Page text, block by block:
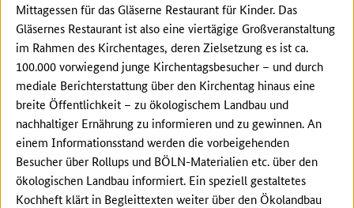
Mittagessen für das Gläserne Restaurant für Kinder. Das
Gläsernes Restaurant ist also eine viertägige Großveranstaltung
im Rahmen des Kirchentages, deren Zielsetzung es ist ca.
100.000 vorwiegend junge Kirchentagsbesucher – und durch
mediale Berichterstattung über den Kirchentag hinaus eine
breite Öffentlichkeit – zu ökologischem Landbau und
nachhaltiger Ernährung zu informieren und zu gewinnen. An
einem Informationsstand werden die vorbeigehenden
Besucher über Rollups und BÖLN-Materialien etc. über den
ökologischen Landbau informiert. Ein speziell gestaltetes
Kochheft klärt in Begleittexten weiter über den Ökolandbau